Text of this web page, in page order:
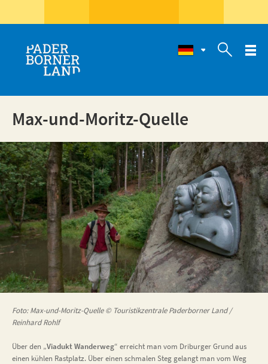

Max-und-Moritz-Quelle
Foto: Max-und-Moritz-Quelle © Touristikzentrale Paderborner Land /
Reinhard Rohlf
Über den „Viadukt Wanderweg“ erreicht man vom Driburger Grund aus
einen kühlen Rastplatz. Über einen schmalen Steg gelangt man vom Weg